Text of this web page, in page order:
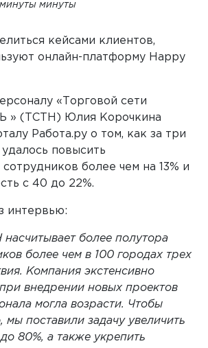
минуты
кейсами клиентов,
онлайн-платформу Happy
«Торговой сети
» (ТСТН) Юлия Корочкина
Работа.ру о том, как за три
повысить
сотрудников более чем на 13% и
с 40 до 22%.
интервью:
более полутора
более чем в 100 городах трех
Компания экстенсивно
внедрении новых проектов
могла возрасти. Чтобы
мы поставили задачу увеличить
80%, а также укрепить